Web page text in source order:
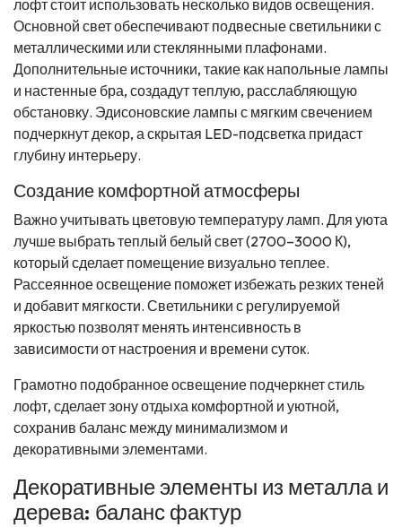
лофт стоит использовать несколько видов освещения.
Основной свет обеспечивают подвесные светильники с
металлическими или стеклянными плафонами.
Дополнительные источники, такие как напольные лампы
и настенные бра, создадут теплую, расслабляющую
обстановку. Эдисоновские лампы с мягким свечением
подчеркнут декор, а скрытая LED-подсветка придаст
глубину интерьеру.
Создание комфортной атмосферы
Важно учитывать цветовую температуру ламп. Для уюта
лучше выбрать теплый белый свет (2700–3000 К),
который сделает помещение визуально теплее.
Рассеянное освещение поможет избежать резких теней
и добавит мягкости. Светильники с регулируемой
яркостью позволят менять интенсивность в
зависимости от настроения и времени суток.
Грамотно подобранное освещение подчеркнет стиль
лофт, сделает зону отдыха комфортной и уютной,
сохранив баланс между минимализмом и
декоративными элементами.
Декоративные элементы из металла и
дерева: баланс фактур